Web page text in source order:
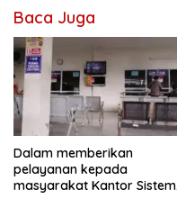
Baca Juga
Dalam memberikan
pelayanan kepada
masyarakat Kantor Sistem